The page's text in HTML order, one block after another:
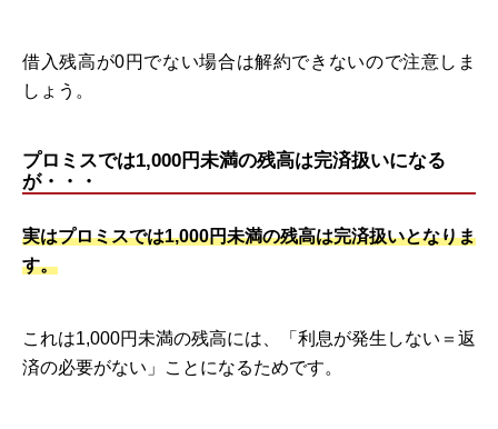
借入残高が0円でない場合は解約できないので注意しま
しょう。
プロミスでは1,000円未満の残高は完済扱いになる
が・・・
実はプロミスでは1,000円未満の残高は完済扱いとなりま
す。
これは1,000円未満の残高には、「利息が発生しない＝返
済の必要がない」ことになるためです。